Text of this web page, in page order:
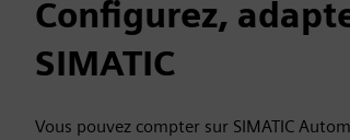
Configurez,
SIMATIC
Vous pouvez compter sur SIMATIC